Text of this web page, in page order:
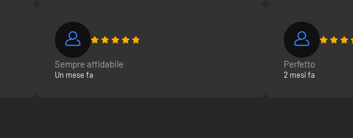
Sempre affidabile
Un mese fa
Perfetto
2 mesi fa